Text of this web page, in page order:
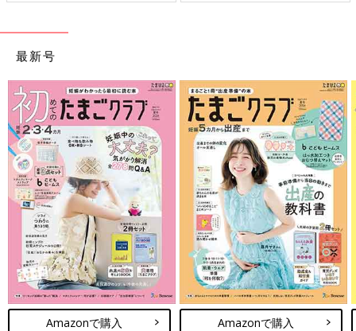
「花粉症対策」
気づいたらツーッと鼻水が、くしゃみが止まら
ず目がかゆい...。花粉症の症状に悩まされる人
は年々増えているといわれています。そして、
それまで大丈夫だった人でもある日いきなり発
症するなんてケースも。花粉症持ちのみなさん
は、一体どんな対策をしているのでしょうか？
最新号
Amazonで購入 Amazonで購入